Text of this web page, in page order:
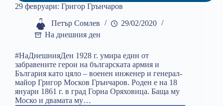
29 февруари: Григор Грънчаров
Петър Сомлев
29/02/2020
На днешния ден
#НаДнешнияДен 1928 г. умира един от
забравените герои на българската армия и
България като цяло – военен инженер и генерал-
майор Григор Москов Грънчаров. Роден е на 18
януари 1861 г. в град Горна Оряховица. Баща му
Моско и двамата му…